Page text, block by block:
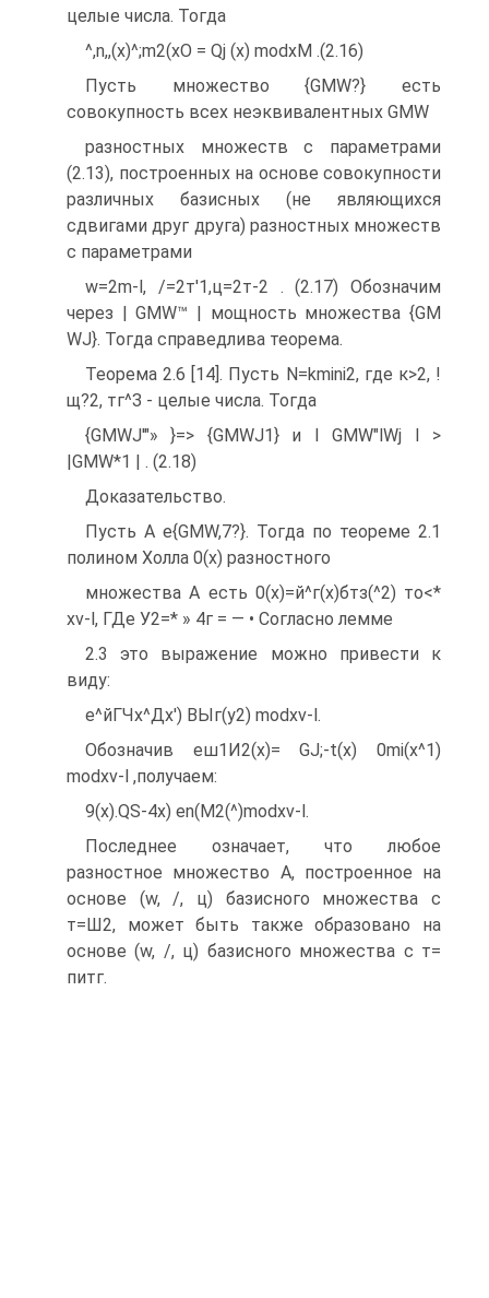
целые числа. Тогда
^,n,,(x)^;m2(xO = Qj (х) modxM .(2.16)
Пусть множество {GMW?} есть
совокупность всех неэквивалентных GMW
разностных множеств с параметрами
(2.13), построенных на основе совокупности
различных базисных (не являющихся
сдвигами друг друга) разностных множеств
с параметрами
w=2m-l, /=2т'1,ц=2т-2 . (2.17) Обозначим
через | GMW™ | мощность множества {GM
WJ}. Тогда справедлива теорема.
Теорема 2.6 [14]. Пусть N=kmini2, где к>2, !
щ?2, тг^З - целые числа. Тогда
{GMWJ'"» }=> {GMWJ1} и I GMW"lWj I >
|GMW*1 | . (2.18)
Доказательство.
Пусть A e{GMW,7?}. Тогда по теореме 2.1
полином Холла 0(x) разностного
множества А есть 0(х)=й^г(х)бтз(^2) то<*
xv-l, ГДе У2=* » 4г = — • Согласно лемме
2.3 это выражение можно привести к
виду:
е^йГЧх^Дх') ВЫг(у2) modxv-l.
Обозначив еш1И2(х)= GJ;-t(x) 0mi(x^1)
modxv-l ,получаем:
9(x).QS-4x) en(M2(^)modxv-l.
Последнее означает, что любое
разностное множество А, построенное на
основе (w, /, ц) базисного множества с
т=Ш2, может быть также образовано на
основе (w, /, ц) базисного множества с т=
питг.